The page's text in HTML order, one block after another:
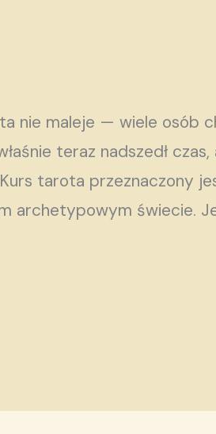
nie maleje — wiele osób
teraz nadszedł
tarota przeznaczony
archetypowym świecie.